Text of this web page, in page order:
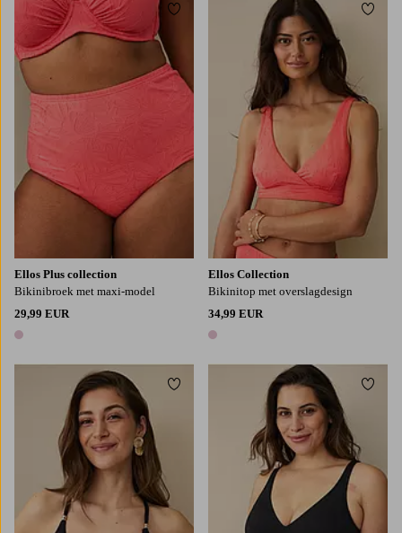
Ellos Plus collection
Bikinibroek met maxi-model
29,99 EUR
1 kleur
Toevoegen aan favorieten
LXL2XL
Ellos Collection
Bikinitop met overslagdesign
34,99 EUR
1 kleur
Toevoegen aan favorieten